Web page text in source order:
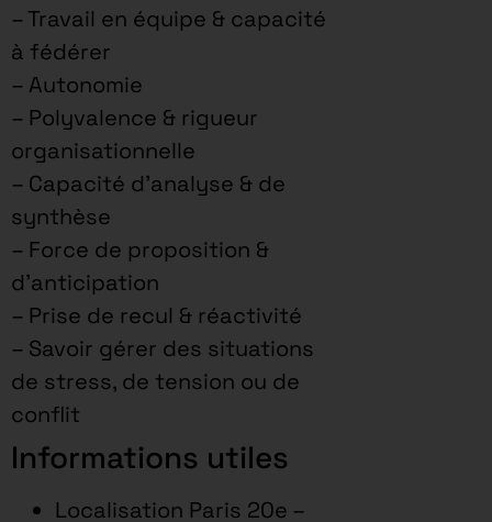
– Travail en équipe & capacité
à fédérer
– Autonomie
– Polyvalence & rigueur
organisationnelle
– Capacité d’analyse & de
synthèse
– Force de proposition &
d’anticipation
– Prise de recul & réactivité
– Savoir gérer des situations
de stress, de tension ou de
conflit
Informations utiles
Localisation Paris 20e –